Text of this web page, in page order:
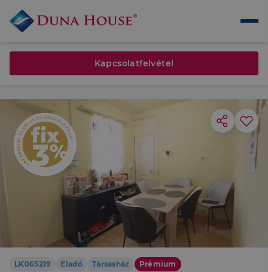
LK065219 Eladó Társasház Prémium
Kapcsolatfelvétel